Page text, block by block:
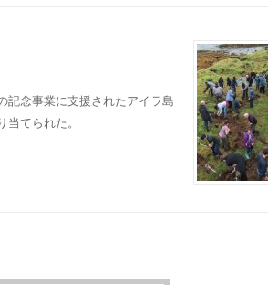
記念事業に支援されたアイラ島
てられた。